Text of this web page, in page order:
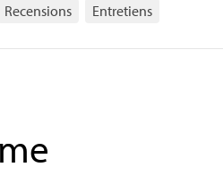
Recensions Entretiens